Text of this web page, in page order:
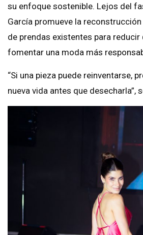
su enfoque sostenible. Lejos del
García promueve la
de prendas existentes para
fomentar una moda más
“Si una pieza puede reinventarse,
nueva vida antes que desecharla”,